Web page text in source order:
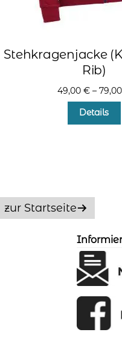
Stehkragenjacke
Rib)
49,00 €– 79,00
Details
zur Startseite